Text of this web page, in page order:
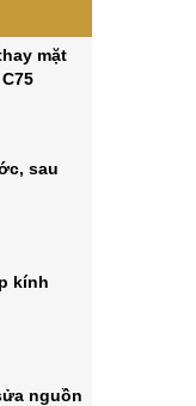
mặt
sau
kính
nguồn